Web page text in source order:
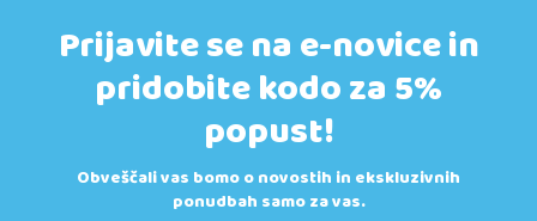
Prijavite se na e-novice in
pridobite kodo za 5%
popust!
Obveščali vas bomo o novostih in ekskluzivnih
ponudbah samo za vas.